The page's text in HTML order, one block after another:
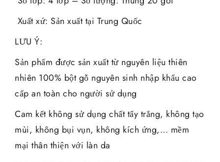
Xuất xứ: Sản xuất tại Trung Quốc
LƯU Ý:
Sản phẩm được sản xuất từ nguyên liệu thiên
nhiên 100% bột gỗ nguyên sinh nhập khẩu cao
cấp an toàn cho người sử dụng
Cam kết không sử dụng chất tẩy trắng, không tạo
mùi, không bụi vụn, không kích ứng,… mềm
mại thân thiện với làn da